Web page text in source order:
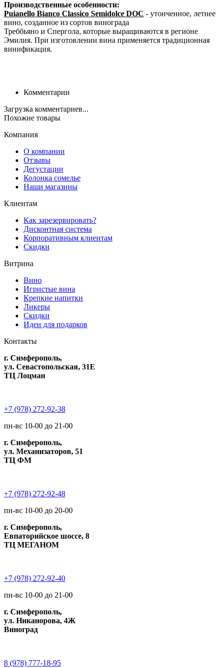
Производственные особенности:
Puianello Bianco Classico Semidolce DOC - утонченное, летнее
вино, созданное из сортов винограда
Треббьяно и Спергола, которые выращиваются в регионе
Эмилия. При изготовлении вина применяется традиционная
винификация.
Комментарии
Загрузка комментариев...
Похожие товары
Компания
О компании
Отзывы
Дегустации
Колонка сомелье
Наши магазины
Клиентам
Как зарезервировать?
Дисконтная система
Корпоративным клиентам
Скидки
Витрина
Вино
Игристые вина
Крепкие напитки
Ликеры
Скидки
Идеи для подарков
Контакты
г. Симферополь,
ул. Севастопольская, 31Е
ТЦ Лоцман
+7 (978) 272-92-38
пн-вс 10-00 до 21-00
г. Симферополь,
ул. Механизаторов, 51
ТЦ ФМ
+7 (978) 272-92-48
пн-вс 10-00 до 20-00
г. Симферополь,
Евпаторийское шоссе, 8
ТЦ МЕГАНОМ
+7 (978) 272-92-40
пн-вс 10-00 до 21-00
г. Симферополь,
ул. Никанорова, 4Ж
Виноград
8 (978) 777-18-95